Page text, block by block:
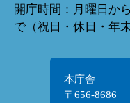
開庁時間：月曜日か
で（祝日・休日・年
本庁舎
〒656-8686